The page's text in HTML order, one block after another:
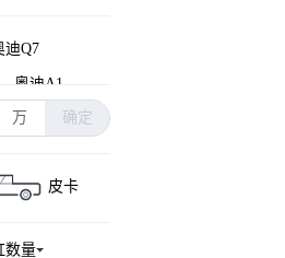
迪Q7
奥迪A1
奥迪RS 7
万 确定
皮卡
数量